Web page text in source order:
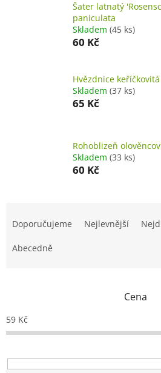
Šater latnatý
paniculata
Skladem (45 ks)
60 Kč
Hvězdnice
Skladem (37 ks)
65 Kč
Rohoblizeň
Skladem (33 ks)
60 Kč
o
d
k
t
Doporučujeme Nejlevnější
Abecedně
Cena
59 Kč